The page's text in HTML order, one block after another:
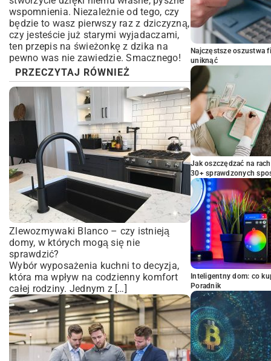
wspomnienia. Niezależnie od tego, czy
będzie to wasz pierwszy raz z dziczyzną,
czy jesteście już starymi wyjadaczami,
ten przepis na świeżonkę z dzika na
pewno was nie zawiedzie. Smacznego!
PRZECZYTAJ RÓWNIEŻ
Zlewozmywaki Blanco – czy istnieją
domy, w których mogą się nie
sprawdzić?
Wybór wyposażenia kuchni to decyzja,
która ma wpływ na codzienny komfort
całej rodziny. Jednym z […]
Najczęstsze oszustwa
uniknąć
Jak oszczędzać na
30+ sprawdzonych
Inteligentny dom: co
Poradnik